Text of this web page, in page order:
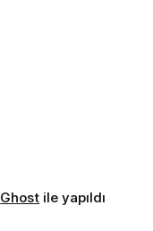
Ghost ile yapıldı